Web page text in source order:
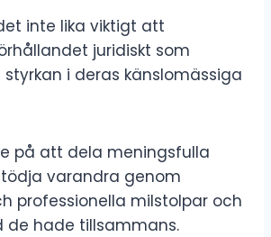
inte lika viktigt att
juridiskt som
i deras känslomässiga
på att dela meningsfulla
varandra genom
professionella milstolpar och
de hade tillsammans.